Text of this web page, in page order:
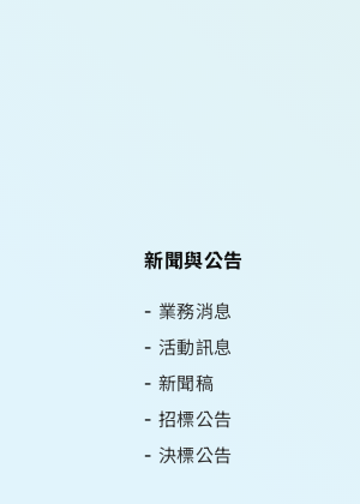
新聞與公告
業務消息
活動訊息
新聞稿
招標公告
決標公告